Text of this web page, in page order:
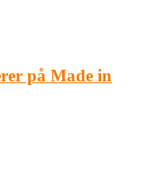
på Made in